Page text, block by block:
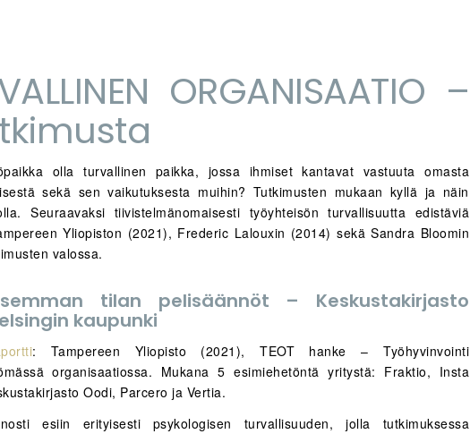
ORGANISAATIO –
olla turvallinen paikka, jossa ihmiset kantavat vastuuta omasta
sekä sen vaikutuksesta muihin? Tutkimusten mukaan kyllä ja näin
Seuraavaksi tiivistelmänomaisesti työyhteisön turvallisuutta edistäviä
Yliopiston (2021), Frederic Lalouxin (2014) sekä Sandra Bloomin
valossa.
tilan pelisäännöt – Keskustakirjasto
kaupunki
: Tampereen Yliopisto (2021), TEOT hanke – Työhyvinvointi
organisaatiossa. Mukana 5 esimiehetöntä yritystä: Fraktio, Insta
Oodi, Parcero ja Vertia.
esiin erityisesti psykologisen turvallisuuden, jolla tutkimuksessa